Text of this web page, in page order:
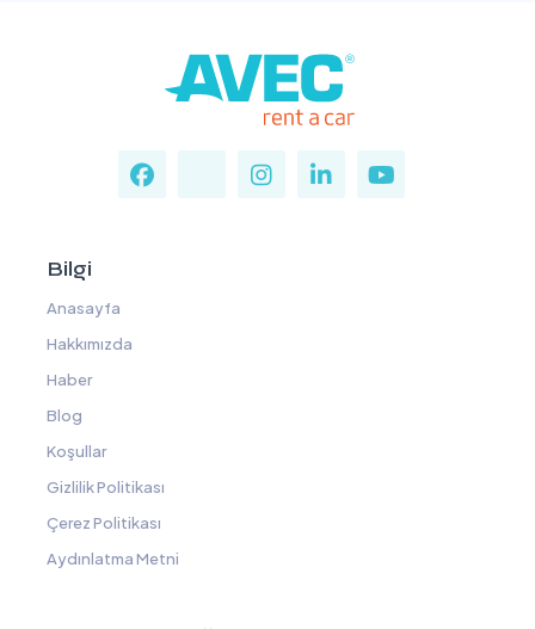
Bilgi
Anasayfa
Hakkımızda
Haber
Blog
Koşullar
Gizlilik Politikası
Çerez Politikası
Aydınlatma Metni